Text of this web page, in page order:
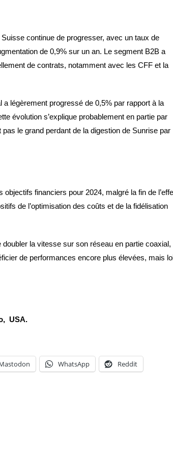
continue de progresser, avec un taux de
de 0,9% sur un an. Le segment B2B a
de contrats, notamment avec les CFF et la
légèrement progressé de 0,5% par rapport à la
évolution s’explique probablement en partie par
le grand perdant de la digestion de Sunrise par
financiers pour 2024, malgré la fin de
de l’optimisation des coûts et de la fidélisation
doubler la vitesse sur son réseau en partie coaxial,
de performances encore plus élevées, mais
USA.
WhatsApp Reddit